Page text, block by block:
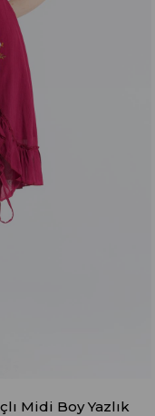
Midi Boy Yazlık